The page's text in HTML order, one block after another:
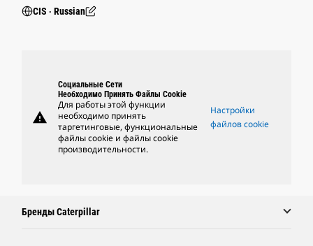
CIS ‧ Russian
warning
Социальные Сети
Необходимо Принять Файлы Cookie
Для работы этой функции
необходимо принять
таргетинговые, функциональные
файлы cookie и файлы cookie
производительности.
Настройки
файлов cookie
Бренды Caterpillar